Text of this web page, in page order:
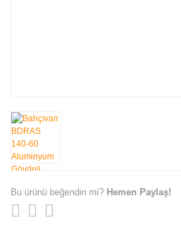
Bu ürünü beğendin mi? Hemen Paylaş!